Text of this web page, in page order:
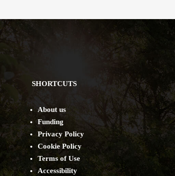
SHORTCUTS
About us
Funding
Privacy Policy
Cookie Policy
Terms of Use
Accessibility